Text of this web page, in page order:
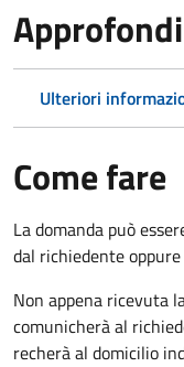
Ulteriori
Come fare
La domanda può
dal richiedente
Non appena ricevuta
comunicherà al
recherà al domicilio